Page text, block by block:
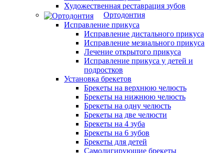
Художественная реставрация зубов
Ортодонтия
Исправление прикуса
Исправление дистального прикуса
Исправление мезиального прикуса
Лечение открытого прикуса
Исправление прикуса у детей и
подростков
Установка брекетов
Брекеты на верхнюю челюсть
Брекеты на нижнюю челюсть
Брекеты на одну челюсть
Брекеты на две челюсти
Брекеты на 4 зуба
Брекеты на 6 зубов
Брекеты для детей
Самолигирующие брекеты